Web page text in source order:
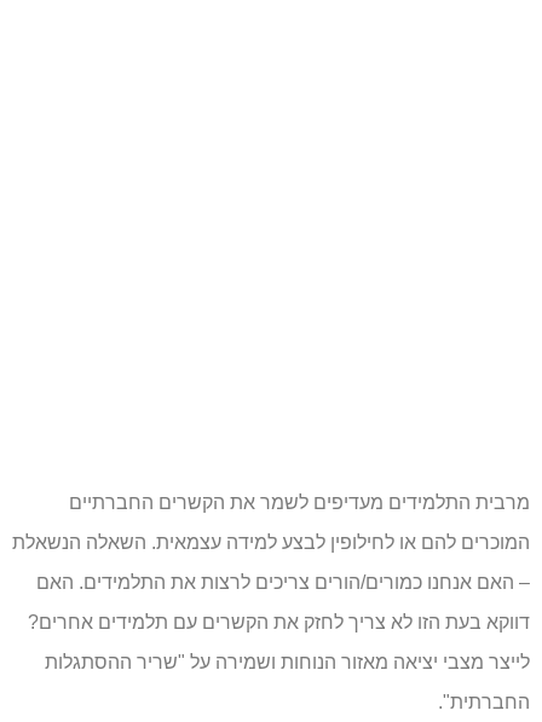
מרבית התלמידים מעדיפים לשמר את הקשרים החברתיים
המוכרים להם או לחילופין לבצע למידה עצמאית. השאלה הנשאלת
– האם אנחנו כמורים/הורים צריכים לרצות את התלמידים. האם
דווקא בעת הזו לא צריך לחזק את הקשרים עם תלמידים אחרים?
לייצר מצבי יציאה מאזור הנוחות ושמירה על "שריר ההסתגלות
החברתית".